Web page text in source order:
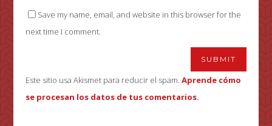
Save my name, email, and website in this browser for the
next time I comment.
Este sitio usa Akismet para reducir el spam.Aprende cómo
se procesan los datos de tus comentarios.